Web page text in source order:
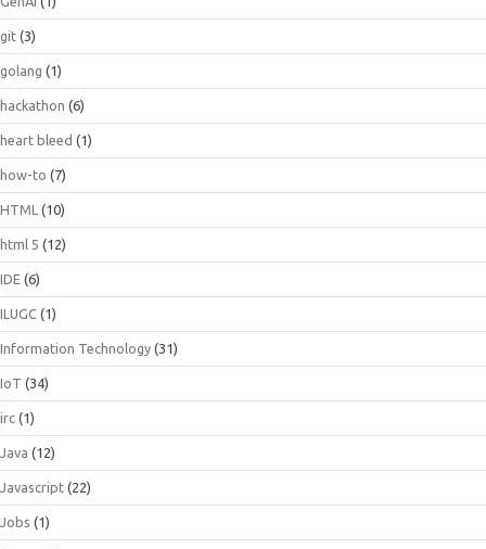
git (3)
golang (1)
hackathon (6)
heart bleed (1)
how-to (7)
HTML (10)
html 5 (12)
IDE (6)
ILUGC (1)
Information Technology (31)
IoT (34)
irc (1)
Java (12)
Javascript (22)
Jobs (1)